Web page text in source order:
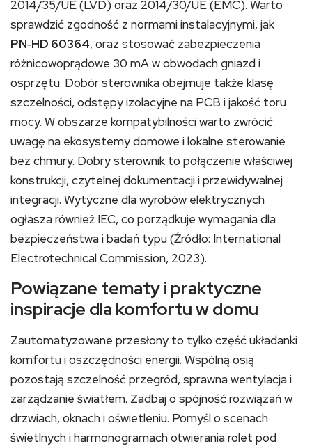
2014/35/UE (LVD) oraz 2014/30/UE (EMC). Warto
sprawdzić zgodność z normami instalacyjnymi, jak
PN‑HD 60364, oraz stosować zabezpieczenia
różnicowoprądowe 30 mA w obwodach gniazd i
osprzętu. Dobór sterownika obejmuje także klasę
szczelności, odstępy izolacyjne na PCB i jakość toru
mocy. W obszarze kompatybilności warto zwrócić
uwagę na ekosystemy domowe i lokalne sterowanie
bez chmury. Dobry sterownik to połączenie właściwej
konstrukcji, czytelnej dokumentacji i przewidywalnej
integracji. Wytyczne dla wyrobów elektrycznych
ogłasza również IEC, co porządkuje wymagania dla
bezpieczeństwa i badań typu (Źródło: International
Electrotechnical Commission, 2023).
Powiązane tematy i praktyczne
inspiracje dla komfortu w domu
Zautomatyzowane przesłony to tylko część układanki
komfortu i oszczędności energii. Wspólną osią
pozostają szczelność przegród, sprawna wentylacja i
zarządzanie światłem. Zadbaj o spójność rozwiązań w
drzwiach, oknach i oświetleniu. Pomyśl o scenach
świetlnych i harmonogramach otwierania rolet pod